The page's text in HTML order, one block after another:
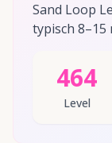
Sand Loop
typisch 8–15
464
Level